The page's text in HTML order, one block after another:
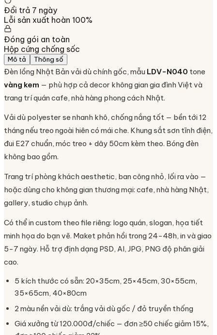
Đổi trả 7 ngày
Lỗi sản xuất hoàn 100%
Đóng gói an toàn
Hộp cứng chống sốc
Mô tả Thông số
Đèn lồng Nhật Bản vải dù chính gốc, mẫu LDV-N040 tone
vàng kem — phù hợp cả decor không gian gia đình Việt và
trang trí quán cafe, nhà hàng phong cách Nhật.
Vải dù polyester se nhanh khô, chống nắng tốt — bền tới 12
tháng nếu treo ngoài hiên có mái che. Khung sắt sơn tĩnh điện,
đui E27 chuẩn, móc treo + dây 50cm kèm theo. Bóng đèn
không bao gồm.
Trang trí phòng khách aesthetic, ban công nhỏ, lối ra vào —
hoặc dùng cho không gian thương mại: cafe, nhà hàng Nhật,
gallery, studio chụp ảnh.
Có thể in custom theo file riêng: logo quán, slogan, họa tiết
minh họa do bạn vẽ. Maket phản hồi trong 24-48h, in và giao
5-7 ngày. Hỗ trợ định dạng PSD, AI, JPG, PNG độ phân giải
cao.
5 kích thước có sẵn: 20×35cm, 25×45cm, 30×55cm,
35×65cm, 40×80cm
2 màu nền vải dù: trắng vải dù gốc / đỏ truyền thống
Giá xưởng từ 120.000đ/chiếc — đơn ≥50 chiếc giảm 15%,